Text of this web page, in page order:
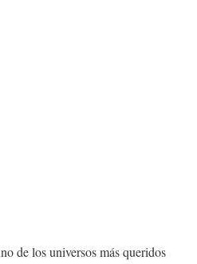
de los universos más queridos